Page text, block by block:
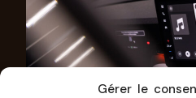
Gérer le